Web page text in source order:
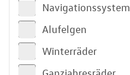
Navigationssystem
Alufelgen
Winterräder